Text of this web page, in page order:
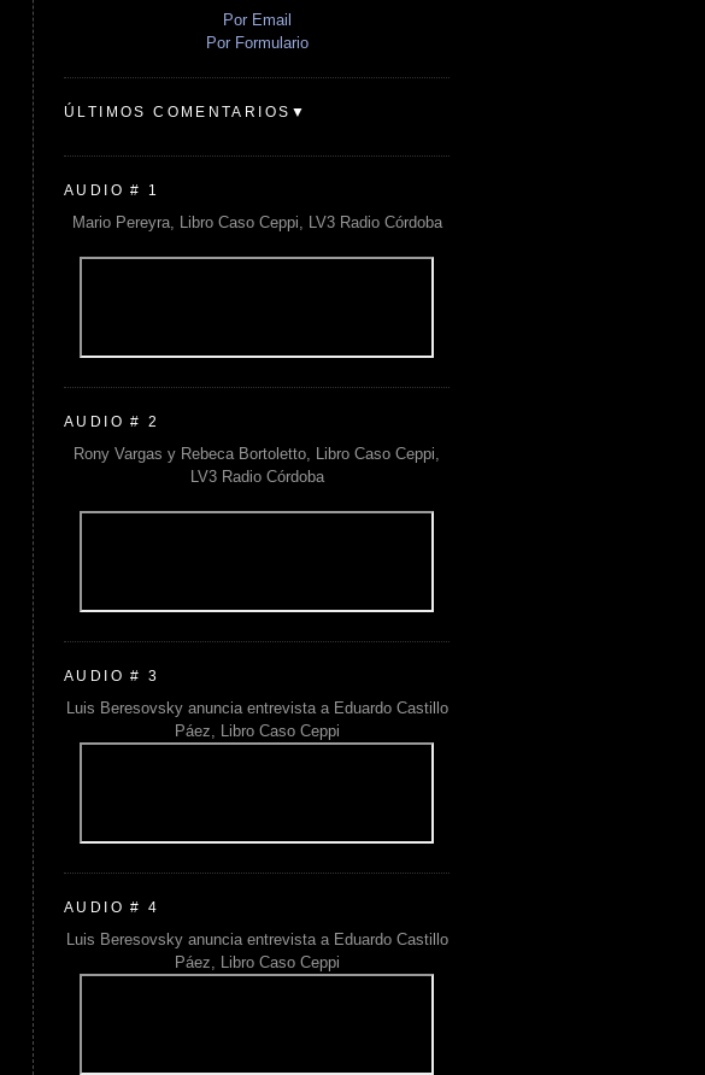
Por Email
Por Formulario
ÚLTIMOS COMENTARIOS▼
AUDIO # 1
Mario Pereyra, Libro Caso Ceppi, LV3 Radio Córdoba
AUDIO # 2
Rony Vargas y Rebeca Bortoletto, Libro Caso Ceppi,
LV3 Radio Córdoba
AUDIO # 3
Luis Beresovsky anuncia entrevista a Eduardo Castillo
Páez, Libro Caso Ceppi
AUDIO # 4
Luis Beresovsky anuncia entrevista a Eduardo Castillo
Páez, Libro Caso Ceppi